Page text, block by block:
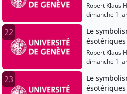
Robert Klaus
dimanche 1
22
Le
ésotériques
Robert Klaus
dimanche 1
23
Le
ésotériques